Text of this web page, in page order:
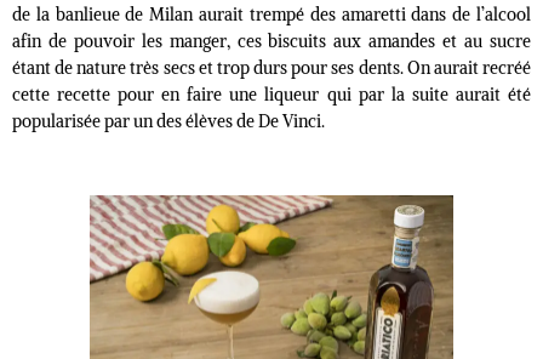
de la banlieue de Milan aurait trempé des amaretti dans de l’alcool
afin de pouvoir les manger, ces biscuits aux amandes et au sucre
étant de nature très secs et trop durs pour ses dents. On aurait recréé
cette recette pour en faire une liqueur qui par la suite aurait été
popularisée par un des élèves de De Vinci.